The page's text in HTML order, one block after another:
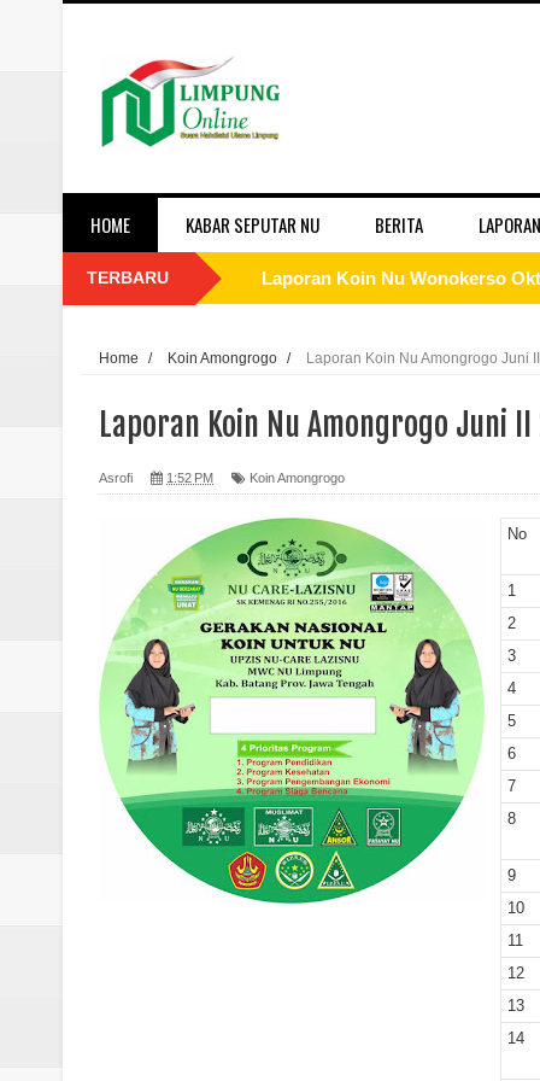
HOME KABAR SEPUTAR NU BERITA
TERBARU Laporan Koin Nu Wonokerso
Laporan Koin Nu Sidomulyo
Laporan Koin Nu Sempu
Laporan Koin Nu Rowosari
Laporan Koin Nu Pungangan
Laporan Koin Nu Plumbon
Laporan Koin Nu Ngaliyan
Laporan Koin Nu Lobang
Laporan Koin Nu Limpung
Laporan Koin Nu Kepuh Oktober
Laporan Koin Nu Kalisalak
Laporan Koin Nu Donorejo
Laporan Koin Nu Dlisen Oktober
Home / Koin Amongrogo / Laporan Koin Nu Amongrogo Juni
Laporan Koin Nu Amongrogo Juni II
Asrofi 1:52 PM Koin Amongrogo
No
1
2
3
4
5
6
7
8
9
10
11
12
13
14